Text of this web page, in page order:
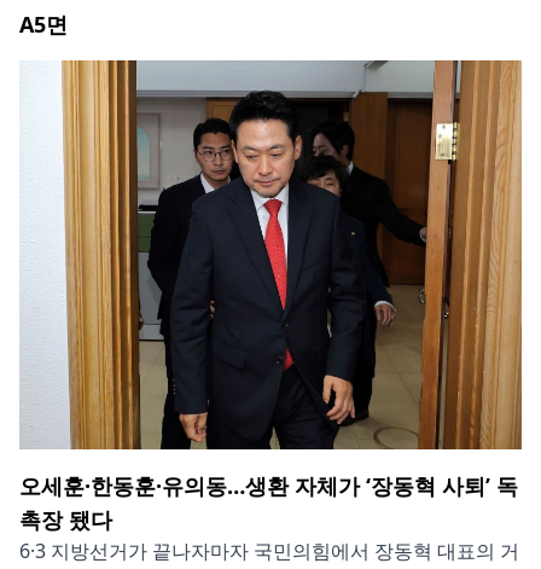
A5면
오세훈·한동훈·유의동…생환 자체가 ‘장동혁 사퇴’ 독
촉장 됐다
6·3 지방선거가 끝나자마자 국민의힘에서 장동혁 대표의 거